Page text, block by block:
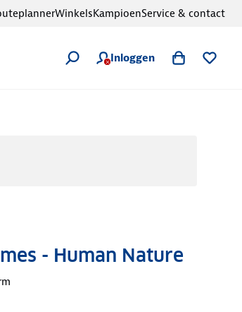
Inloggen
WinkelsKampioenService & contact
- Human Nature